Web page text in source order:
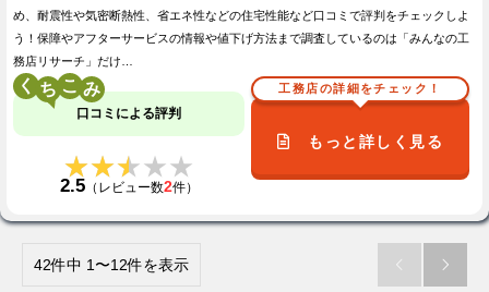
め、耐震性や気密断熱性、省エネ性などの住宅性能など口コミで評判をチェックしよ
う！保障やアフターサービスの情報や値下げ方法まで調査しているのは「みんなの工
務店リサーチ」だけ…
く こ
口コミによる評判
★★★★★
★★★★★
2.5（レビュー数2件）
工務店の詳細をチェック！
もっと詳しく見る
42件中 1〜12件を表示  